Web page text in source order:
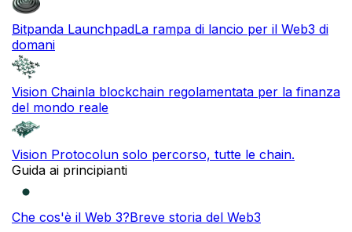
Bitpanda LaunchpadLa rampa di lancio per il Web3 di
domani
Vision Chainla blockchain regolamentata per la finanza
del mondo reale
Vision Protocolun solo percorso, tutte le chain.
Guida ai principianti
Che cos'è il Web 3?Breve storia del Web3